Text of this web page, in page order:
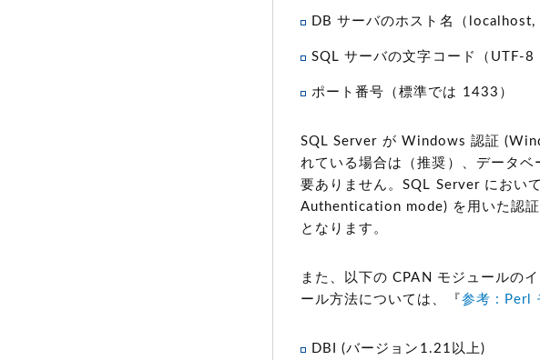
DB サーバのホスト名（localhost,
SQL サーバの文字コード（UTF-8
ポート番号（標準では 1433）
SQL Server が Windows 認証
れている場合は（推奨）、データ
要ありません。SQL Server におい
Authentication mode) を用いた認
となります。
また、以下の CPAN モジュールの
ール方法については、『 参考 : Perl
DBI (バージョン1.21以上)